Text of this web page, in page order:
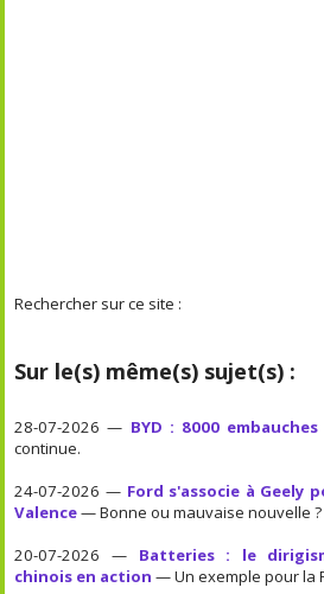
Rechercher sur ce site :
Sur le(s) même(s) sujet(s) :
28-07-2026 — BYD : 8000
continue.
24-07-2026 — Ford s'associe à Geely
Valence— Bonne ou mauvaise nouvelle ?
20-07-2026 — Batteries : le
chinois en action — Un exemple pour la